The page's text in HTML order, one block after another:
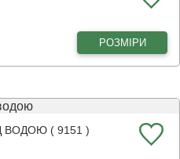
РОЗМІРИ
ВОДОЮ ( 9151 )